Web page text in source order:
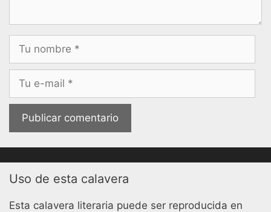
electrónico
Uso de esta calavera
Esta calavera literaria puede ser reproducida en